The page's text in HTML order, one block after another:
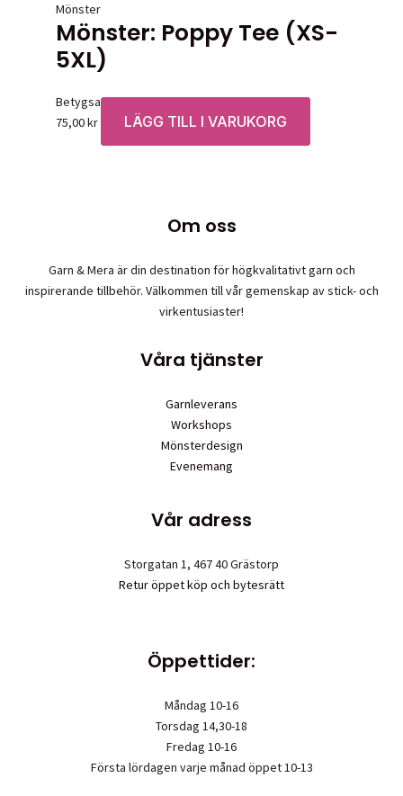
Mönster
Mönster: Poppy Tee (XS-
5XL)
Betygsatt0av 5
75,00kr LÄGG TILL I VARUKORG
Om oss
Garn & Mera är din destination för högkvalitativt garn och
inspirerande tillbehör. Välkommen till vår gemenskap av stick- och
virkentusiaster!
Våra tjänster
Garnleverans
Workshops
Mönsterdesign
Evenemang
Vår adress
Storgatan 1, 467 40 Grästorp
Retur öppet köp och bytesrätt
Öppettider:
Måndag 10-16
Torsdag 14,30-18
Fredag 10-16
Första lördagen varje månad öppet 10-13